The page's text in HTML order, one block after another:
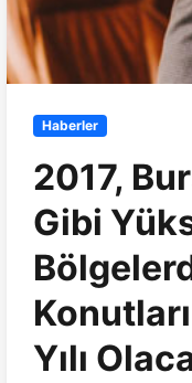
Haberler
2017,
Gibi
Yılı